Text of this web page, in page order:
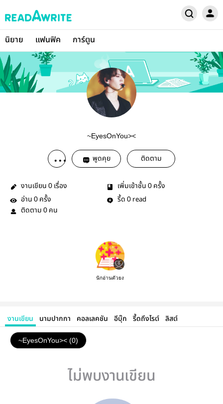
นิยาย แฟนฟิค การ์ตูน
~EyesOnYou><
พูดคุย ติดตาม
งานเขียน 0 เรื่อง เพิ่มเข้าชั้น 0 ครั้ง
อ่าน 0 ครั้ง รี้ด 0 read
ติดตาม 0 คน
นักอ่านตัวยง
งานเขียน นามปากกา คอลเลคชัน อีบุ๊ก รี้ดถึงไรต์ ลิสต์
~EyesOnYou>< (0)
ไม่พบงานเขียน